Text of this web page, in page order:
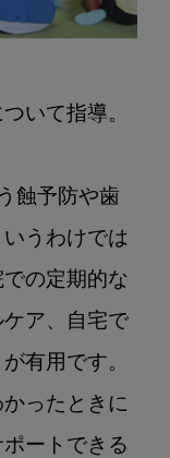
いて指導。
蝕予防や歯
うわけでは
の定期的な
ア、自宅で
有用です。
ったときに
ートできる